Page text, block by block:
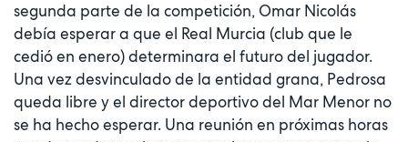
segunda parte de la competición, Omar Nicolás
debía esperar a que el Real Murcia (club que le
cedió en enero) determinara el futuro del jugador.
Una vez desvinculado de la entidad grana, Pedrosa
queda libre y el director deportivo del Mar Menor no
se ha hecho esperar. Una reunión en próximas horas